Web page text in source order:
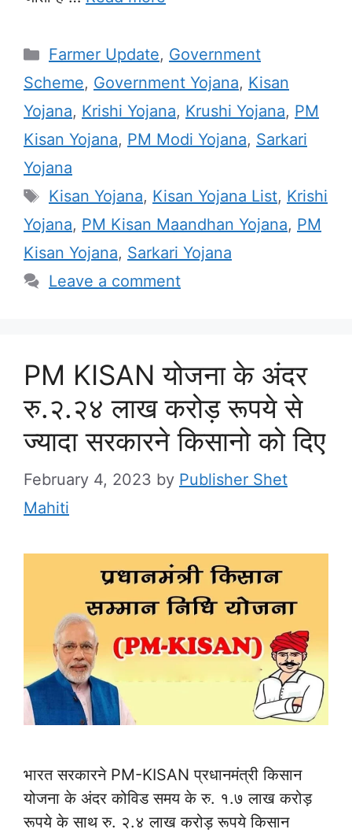
Categories
Farmer Update, Government
Scheme, Government Yojana, Kisan
Yojana, Krishi Yojana, Krushi Yojana, PM
Kisan Yojana, PM Modi Yojana, Sarkari
Yojana
Tags
Kisan Yojana, Kisan Yojana List, Krishi
Yojana, PM Kisan Maandhan Yojana, PM
Kisan Yojana, Sarkari Yojana
Leave a comment
PM KISAN योजना के अंदर
रु.२.२४ लाख करोड़ रूपये से
ज्यादा सरकारने किसानो को दिए
February 4, 2023 by Publisher Shet
Mahiti
भारत सरकारने PM-KISAN प्रधानमंत्री किसान
योजना के अंदर कोविड समय के रु. १.७ लाख करोड़
रूपये के साथ रु. २.४ लाख करोड़ रूपये किसान